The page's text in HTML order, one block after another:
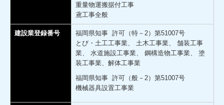
重量物運搬据付工事
鳶工事全般
建設業登録番号
福岡県知事 許可（特－2）第51007号
とび・土工工事業、 土木工事業、 舗装工事
業、 水道施設工事業、 鋼構造物工事業、 塗
装工事業、解体工事業
福岡県知事 許可（般－2）第51007号
機械器具設置工事業